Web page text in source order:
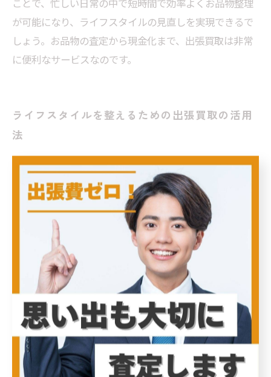
ことで、忙しい日常の中で短時間で効率よくお品物整理
が可能になり、ライフスタイルの見直しを実現できるで
しょう。お品物の査定から現金化まで、出張買取は非常
に便利なサービスなのです。
ライフスタイルを整えるための出張買取の活用
法
出張買取は、ライフスタイルを整えるための非常に効果
的な手段です。特に、引越しや断捨離などで不要な物を
整理する際に、その便利さが際立ちます。出張買取で
は、専門の業者が自宅まで来てくれるため、わざわざ店
舗に持ち込む手間が省けます。これにより、忙しい方々
でも気軽に利用できます。 出張買取の魅力は、まずその
迅速さです。業者がその場で査定を行い、納得のいく価
格で買取をしてくれるため、物の整理がスムーズに進み
ます。また、買取が成立すれば、即座に現金化できる点
も大きなポイントです。 さらに、出張買取は環境にも配
慮しており、再利用される商品が多いことから、エコな
選択肢とも言えます。ライフスタイルの見直しを図りた